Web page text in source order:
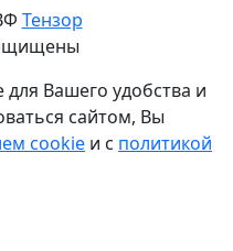
Тензор
Вашего удобства и
сайтом, Вы
cookie и с политикой